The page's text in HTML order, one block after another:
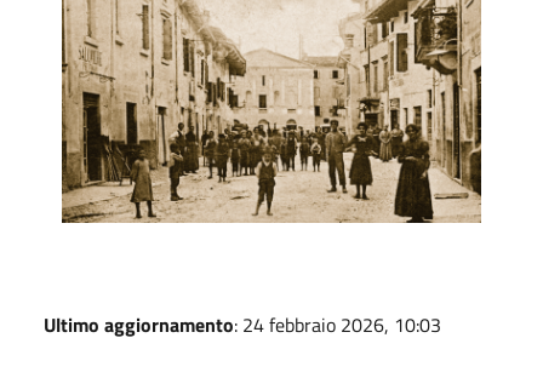
Ultimo aggiornamento: 24 febbraio 2026, 10:03